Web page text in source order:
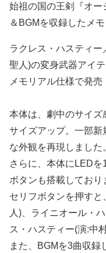
始祖の国の王剣『オー
＆BGMを収録したメ
ラクレス・ハスティ
聖人)の変身武器アイ
メモリアル仕様で発売
本体は、劇中のサイ
サイズアップ。一部
な外観を再現しました
さらに、本体にLED
ボタンも搭載しており
セリフボタンを押す
人)、ライニオール・
ス・ハスティー(演:中
また、BGMを3曲収録